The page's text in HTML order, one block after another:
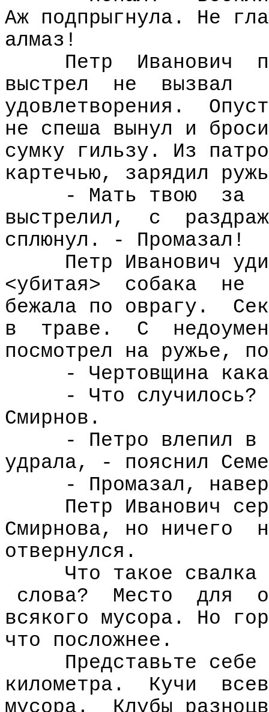
Аж подпрыгнула. Не
алмаз!
Петр
Иванович
выстрел
не
вызвал
удовлетворения.
не спеша вынул и
сумку гильзу. Из
картечью, зарядил
- Мать твою
за
выстрелил,
с
сплюнул. - Промазал!
Петр Иванович
<убитая>
собака
не
бежала по оврагу.
в
траве. С
посмотрел на ружье,
- Чертовщина
- Что случилось?
Смирнов.
- Петро влепил в
удрала, - пояснил
- Промазал,
Петр Иванович
Смирнова, но ничего
отвернулся.
Что такое свалка
слова?
Место для
всякого мусора. Но
что посложнее.
Представьте
километра.
Кучи
мусора.
Клубы